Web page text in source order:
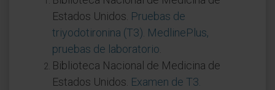
Estados Unidos. Pruebas de
triyodotironina (T3). MedlinePlus,
pruebas de laboratorio
Biblioteca Nacional de Medicina de
Estados Unidos. Examen de T3.